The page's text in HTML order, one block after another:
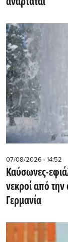
07/08/2026 - 14:52
Καύσωνες-
νεκροί από
Γερμανία